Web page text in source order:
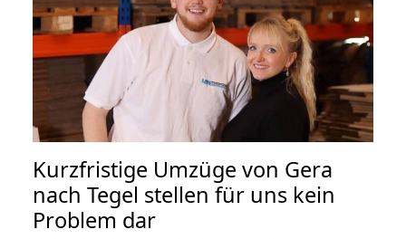
Kurzfristige Umzüge von Gera
nach Tegel stellen für uns kein
Problem dar